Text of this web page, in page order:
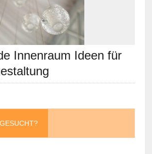
Innenraum Ideen für